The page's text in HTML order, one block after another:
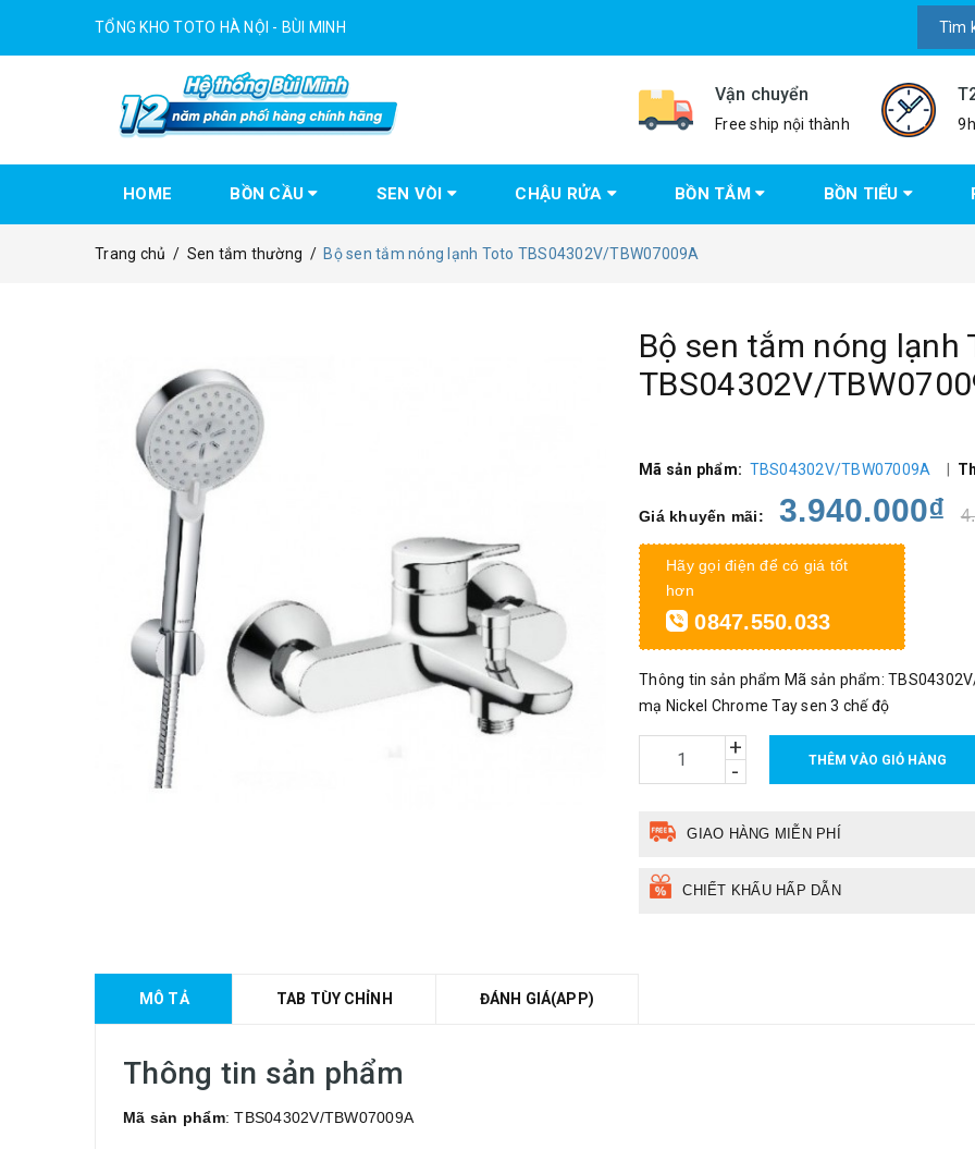
TỔNG KHO TOTO HÀ NỘI - BÙI MINH
Vận chuyển
Free ship nội thành
HOME BỒN CẦU SEN VÒI CHẬU RỬA BỒN TẮM BỒN TIỂU
Trang chủ / Sen tắm thường / Bộ sen tắm nóng lạnh Toto TBS04302V/TBW07009A
Bộ sen tắm nóng lạnh
TBS04302V/
Mã sản phẩm: TBS04302V/TBW07009A
Giá khuyến mãi: 3.940.000₫
Hãy gọi điện để có giá tốt
hơn
0847.550.033
Thông tin sản phẩm Mã sản phẩm:
mạ Nickel Chrome Tay sen 3 chế độ
+
-
THÊM VÀO GIỎ HÀNG
GIAO HÀNG MIỄN PHÍ
CHIẾT KHẤU HẤP DẪN
MÔ TẢ TAB TÙY CHỈNH ĐÁNH GIÁ(APP)
Thông tin sản phẩm
Mã sản phẩm: TBS04302V/TBW07009A